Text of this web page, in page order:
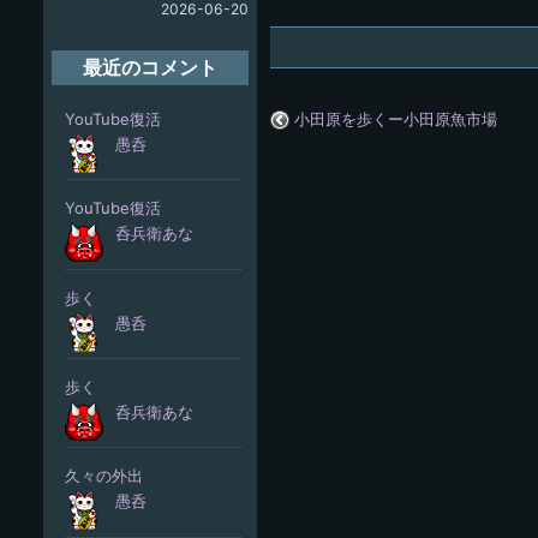
小田原を歩くー小田原魚市場
2026-06-20
最近のコメント